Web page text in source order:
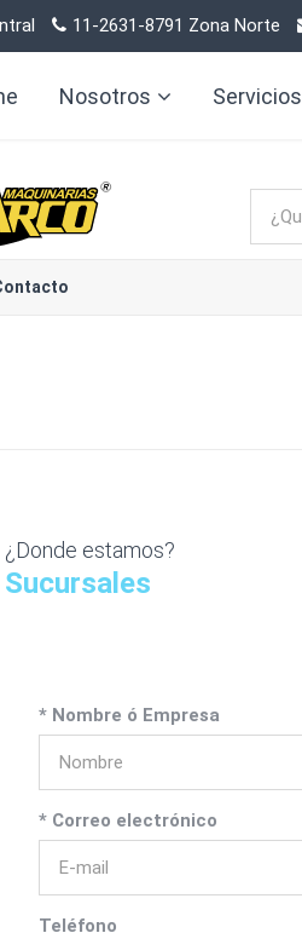
11-2631-8791 Zona Norte
Nosotros Servicios
¿Donde estamos?
Sucursales
* Nombre ó Empresa
* Correo electrónico
Teléfono